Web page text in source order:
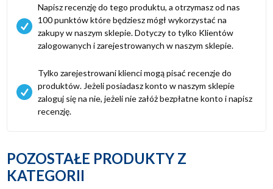
Napisz recenzję do tego produktu, a otrzymasz od nas
100 punktów które będziesz mógł wykorzystać na
zakupy w naszym sklepie. Dotyczy to tylko Klientów
zalogowanych i zarejestrowanych w naszym sklepie.
Tylko zarejestrowani klienci mogą pisać recenzje do
produktów. Jeżeli posiadasz konto w naszym sklepie
zaloguj się na nie, jeżeli nie załóż bezpłatne konto i napisz
recenzję.
POZOSTAŁE PRODUKTY Z
KATEGORII